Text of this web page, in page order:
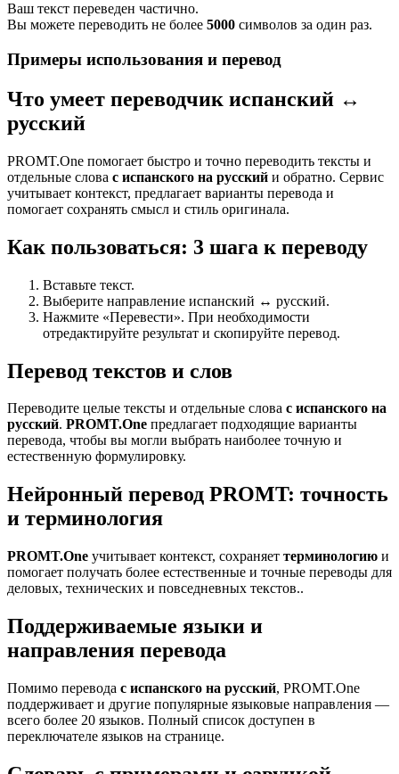
Ваш текст переведен частично.
Вы можете переводить не более 5000 символов за один раз.
Примеры использования и перевод
Что умеет переводчик испанский ↔
русский
PROMT.One помогает быстро и точно переводить тексты и
отдельные слова с испанского на русский и обратно. Сервис
учитывает контекст, предлагает варианты перевода и
помогает сохранять смысл и стиль оригинала.
Как пользоваться: 3 шага к переводу
Вставьте текст.
Выберите направление испанский ↔ русский.
Нажмите «Перевести». При необходимости
отредактируйте результат и скопируйте перевод.
Перевод текстов и слов
Переводите целые тексты и отдельные слова с испанского на
русский. PROMT.One предлагает подходящие варианты
перевода, чтобы вы могли выбрать наиболее точную и
естественную формулировку.
Нейронный перевод PROMT: точность
и терминология
PROMT.One учитывает контекст, сохраняет терминологию и
помогает получать более естественные и точные переводы для
деловых, технических и повседневных текстов..
Поддерживаемые языки и
направления перевода
Помимо перевода с испанского на русский, PROMT.One
поддерживает и другие популярные языковые направления —
всего более 20 языков. Полный список доступен в
переключателе языков на странице.